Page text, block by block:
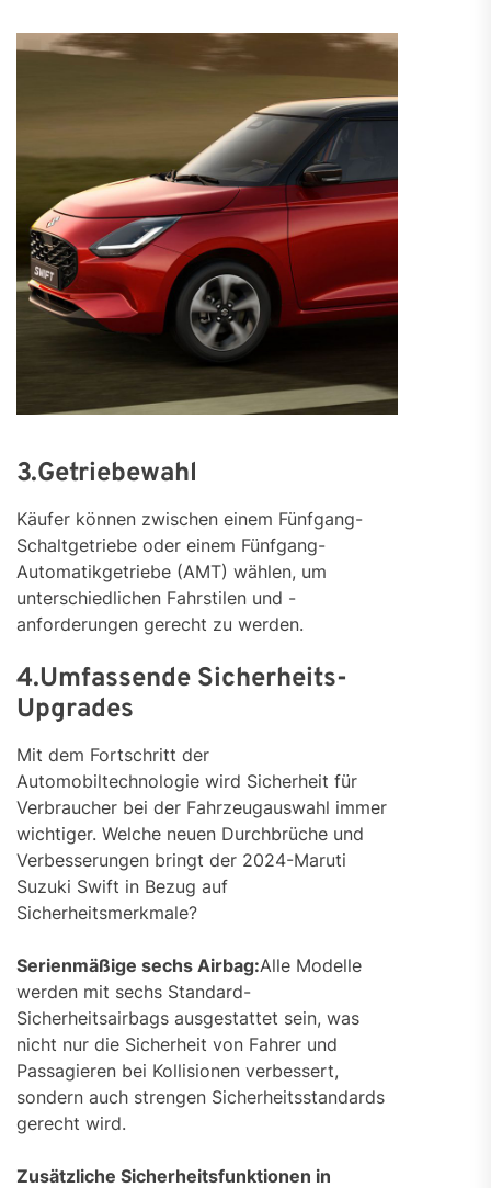
3.Getriebewahl
Käufer können zwischen einem Fünfgang-
Schaltgetriebe oder einem Fünfgang-
Automatikgetriebe (AMT) wählen, um
unterschiedlichen Fahrstilen und -
anforderungen gerecht zu werden.
4.Umfassende Sicherheits-
Upgrades
Mit dem Fortschritt der
Automobiltechnologie wird Sicherheit für
Verbraucher bei der Fahrzeugauswahl immer
wichtiger. Welche neuen Durchbrüche und
Verbesserungen bringt der 2024-Maruti
Suzuki Swift in Bezug auf
Sicherheitsmerkmale?
Serienmäßige sechs Airbag:Alle Modelle
werden mit sechs Standard-
Sicherheitsairbags ausgestattet sein, was
nicht nur die Sicherheit von Fahrer und
Passagieren bei Kollisionen verbessert,
sondern auch strengen Sicherheitsstandards
gerecht wird.
Zusätzliche Sicherheitsfunktionen in